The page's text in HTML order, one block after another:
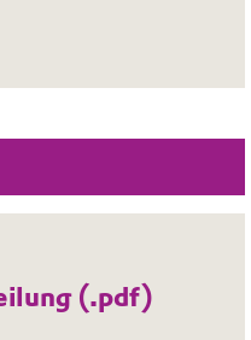
(.pdf)